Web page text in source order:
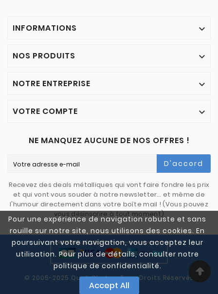
Pour une expérience de navigation robuste et sans
rouille sur notre site, nous utilisons des cookies. En
poursuivant votre navigation, vous acceptez leur
utilisation. Pour plus de détails, consulter notre
politique de confidentialité.
Accept All
INFORMATIONS 
NOS PRODUITS 
NOTRE ENTREPRISE 
VOTRE COMPTE 
NE MANQUEZ AUCUNE DE NOS OFFRES !
D'accord
Recevez des deals métalliques qui vont faire fondre les prix
et qui vont vous souder à notre newsletter… et même de
l'humour directement dans votre boîte mail ! (Vous pouvez
vous désinscrire à tout moment)
© 2005-2025 Quali Chutes. Tous Droits Réservés